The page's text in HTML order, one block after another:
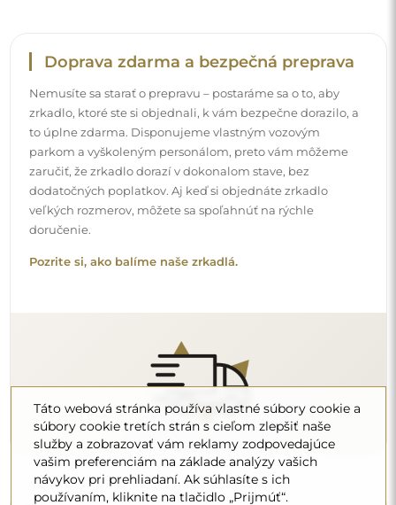
Jednoduchá montáž
Postaráme sa o výrobu a doručenie zrkadiel, zatiaľ čo
inštalácia je vo vašej zodpovednosti. Vzhľadom na
špecifiká každého priestoru neponúkame štandardné
hmoždinky alebo háčiky, ktoré najlepšie vyhovujú vašim
Čistenie a údržba
Táto webová stránka používa vlastné súbory cookie a
súbory cookie tretích strán s cieľom zlepšiť naše
služby a zobrazovať vám reklamy zodpovedajúce
vašim preferenciám na základe analýzy vašich
návykov pri prehliadaní. Ak súhlasíte s ich
používaním, kliknite na tlačidlo „Prijmúť“.